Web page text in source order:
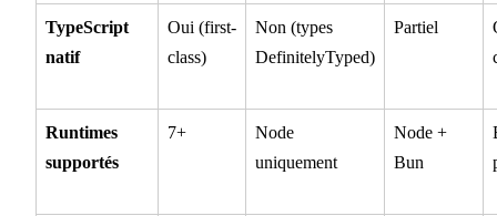
TypeScript
natif
Oui (first-
class)
Non (types
DefinitelyTyped)
Partiel
Runtimes
supportés
7+
Node
uniquement
Node +
Bun